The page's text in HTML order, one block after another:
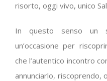
risorto, oggi vivo, unico
In questo senso un
un’occasione per
che l’autentico incontro
annunciarlo, riscoprendo,